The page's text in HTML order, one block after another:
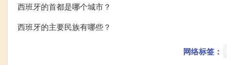
西班牙的首都是哪个城市？
西班牙的主要民族有哪些？
网络标签：